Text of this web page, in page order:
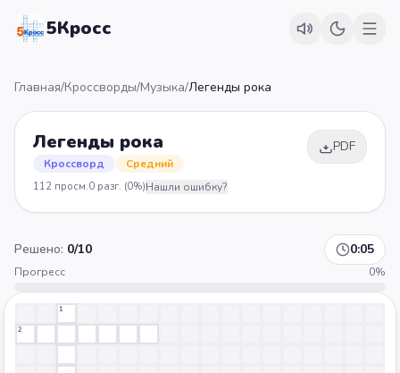
5Кросс
Главная/Кроссворды/Музыка/Легенды рока
Легенды рока
Кроссворд Средний
PDF
112 просм.0 разг. (0%)Нашли ошибку?
Решено: 0/10 0:05
Прогресс 0%
1
2